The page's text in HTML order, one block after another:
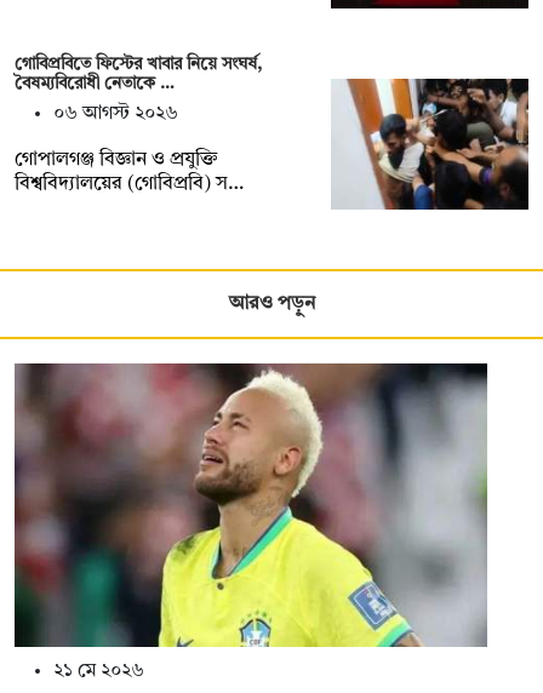
গোবিপ্রবিতে ফিস্টের খাবার নিয়ে সংঘর্ষ,
বৈষম্যবিরোধী নেতাকে …
০৬ আগস্ট ২০২৬
গোপালগঞ্জ বিজ্ঞান ও প্রযুক্তি
বিশ্ববিদ্যালয়ের (গোবিপ্রবি) স…
আরও পড়ুন
২১ মে ২০২৬